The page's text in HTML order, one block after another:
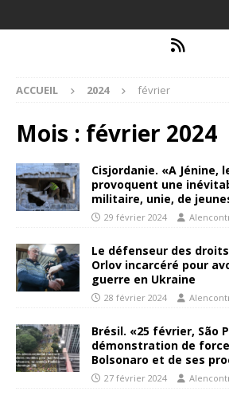
ACCUEIL 2024 février
Mois : février 2024
Cisjordanie. «A Jénine,
provoquent une
militaire, unie, de
29 février 2024
Le défenseur des
Orlov incarcéré pour
guerre en Ukraine
28 février 2024
Brésil. «25 février, São
démonstration de
Bolsonaro et de ses
27 février 2024